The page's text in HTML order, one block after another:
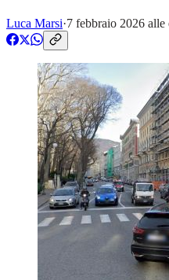
Luca Marsi·7 febbraio 2026 alle